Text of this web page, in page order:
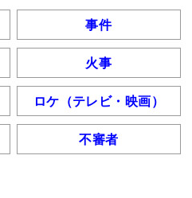
事件
火事
ロケ（テレビ・映画）
不審者